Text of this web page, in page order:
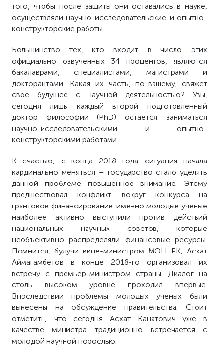
того, чтобы после защиты они оставались в науке,
осуществляли научно-исследовательские и опытно-
конструкторские работы.
Большинство тех, кто входит в число этих
официально озвученных 34 процентов, являются
бакалаврами, специалистами, магистрами и
докторантами. Какая их часть, по-вашему, свяжет
свое будущее с научной деятельностью? Увы,
сегодня лишь каждый второй подготовленный
доктор философии (PhD) остается заниматься
научно-исследовательскими и опытно-
конструкторскими работами.
К счастью, с конца 2018 года ситуация начала
кардинально меняться – государство стало уделять
данной проблеме повышенное внимание. Этому
предшествовал конфликт вокруг конкурса на
грантовое финансирование: именно молодые ученые
наиболее активно выступили против действий
национальных научных советов, которые
необъективно распределяли финансовые ресурсы.
Помнится, будучи вице-министром МОН РК, Асхат
Аймагамбетов в конце 2018-го организовал их
встречу с премьер-министром страны. Диалог на
столь высоком уровне проходил впервые.
Впоследствии проблемы молодых ученых были
вынесены на обсуждение правительства. Стоит
отметить, что сегодня Асхат Канатович уже в
качестве министра традиционно встречается с
молодой научной порослью.